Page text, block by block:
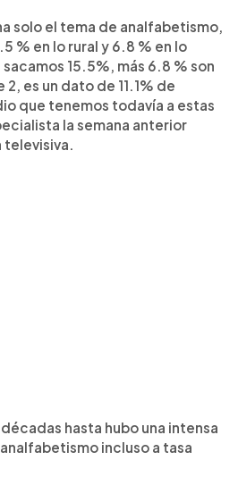
solo el tema de analfabetismo,
% en lo rural y 6.8 % en lo
15.5%, más 6.8 % son
es un dato de 11.1% de
que tenemos todavía a estas
la semana anterior
televisiva.
hasta hubo una intensa
incluso a tasa